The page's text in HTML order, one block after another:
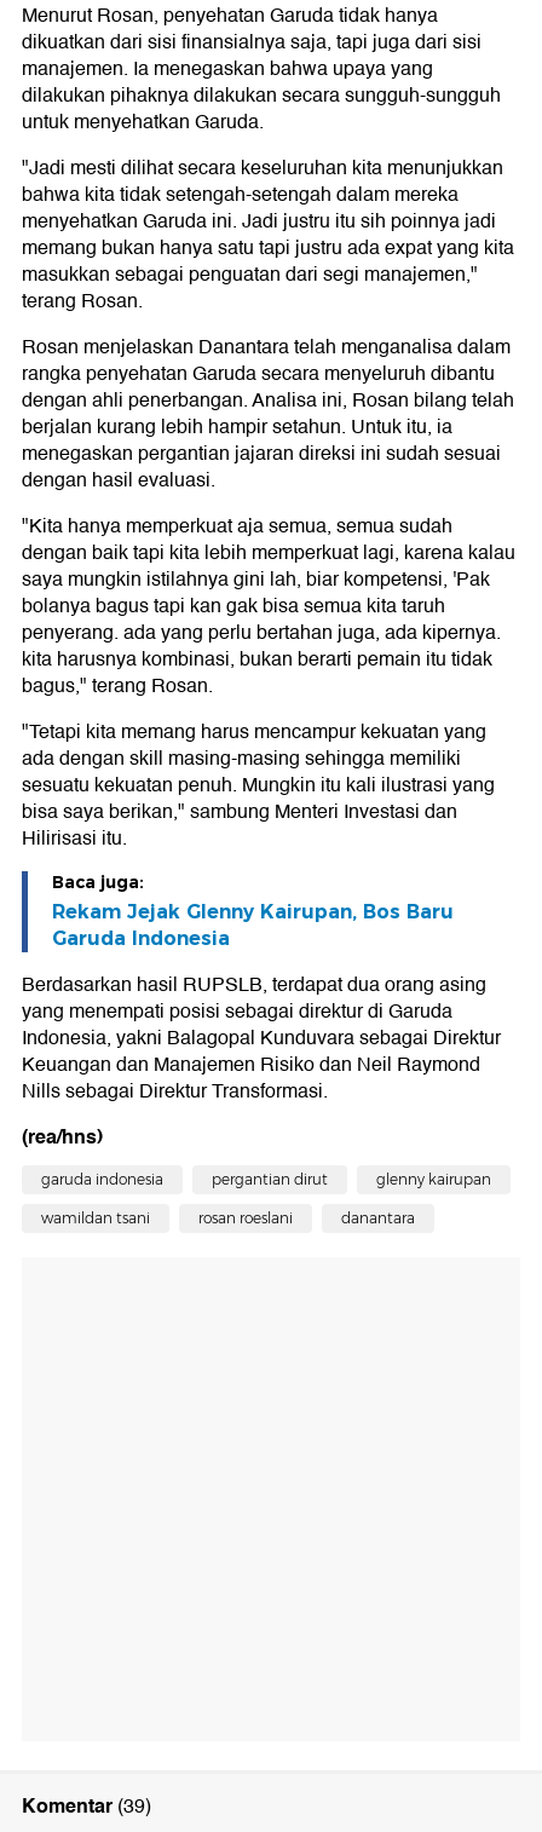
Menurut Rosan, penyehatan Garuda tidak hanya
dikuatkan dari sisi finansialnya saja, tapi juga dari sisi
manajemen. Ia menegaskan bahwa upaya yang
dilakukan pihaknya dilakukan secara sungguh-sungguh
untuk menyehatkan Garuda.
"Jadi mesti dilihat secara keseluruhan kita menunjukkan
bahwa kita tidak setengah-setengah dalam mereka
menyehatkan Garuda ini. Jadi justru itu sih poinnya jadi
memang bukan hanya satu tapi justru ada expat yang kita
masukkan sebagai penguatan dari segi manajemen,"
terang Rosan.
Rosan menjelaskan Danantara telah menganalisa dalam
rangka penyehatan Garuda secara menyeluruh dibantu
dengan ahli penerbangan. Analisa ini, Rosan bilang telah
berjalan kurang lebih hampir setahun. Untuk itu, ia
menegaskan pergantian jajaran direksi ini sudah sesuai
dengan hasil evaluasi.
"Kita hanya memperkuat aja semua, semua sudah
dengan baik tapi kita lebih memperkuat lagi, karena kalau
saya mungkin istilahnya gini lah, biar kompetensi, 'Pak
bolanya bagus tapi kan gak bisa semua kita taruh
penyerang. ada yang perlu bertahan juga, ada kipernya.
kita harusnya kombinasi, bukan berarti pemain itu tidak
bagus," terang Rosan.
"Tetapi kita memang harus mencampur kekuatan yang
ada dengan skill masing-masing sehingga memiliki
sesuatu kekuatan penuh. Mungkin itu kali ilustrasi yang
bisa saya berikan," sambung Menteri Investasi dan
Hilirisasi itu.
Baca juga:
Rekam Jejak Glenny Kairupan, Bos Baru
Garuda Indonesia
Berdasarkan hasil RUPSLB, terdapat dua orang asing
yang menempati posisi sebagai direktur di Garuda
Indonesia, yakni Balagopal Kunduvara sebagai Direktur
Keuangan dan Manajemen Risiko dan Neil Raymond
Nills sebagai Direktur Transformasi.
(rea/hns)
garuda indonesia pergantian dirut glenny kairupan
wamildan tsani rosan roeslani danantara